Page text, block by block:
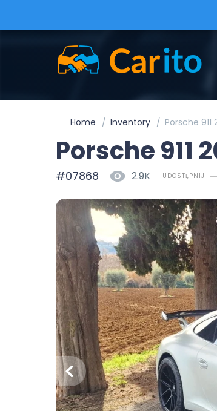
Home Inventory Porsche
Porsche 911
#07868 2.9K UDOSTĘPNIJ